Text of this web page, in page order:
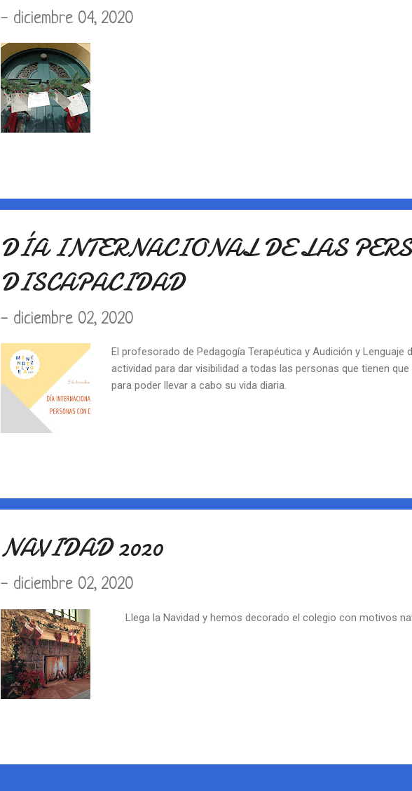
- diciembre 04, 2020
DÍA INTERNACIONAL DE LAS
DISCAPACIDAD
- diciembre 02, 2020
El profesorado de Pedagogía Terapéutica y Audición y Lenguaje
actividad para dar visibilidad a todas las personas que tienen
para poder llevar a cabo su vida diaria.
NAVIDAD 2020
- diciembre 02, 2020
Llega la Navidad y hemos decorado el colegio con motivos